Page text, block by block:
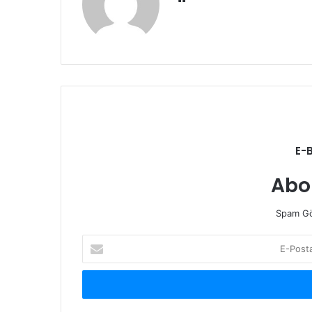
i
E-
Spam
P
s